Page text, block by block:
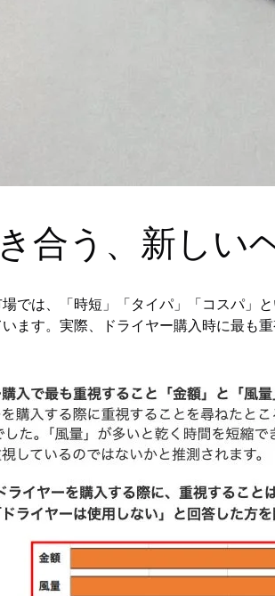
合う、新しい
では、「時短」「タイパ」「コスパ」
ます。実際、ドライヤー購入時に最も